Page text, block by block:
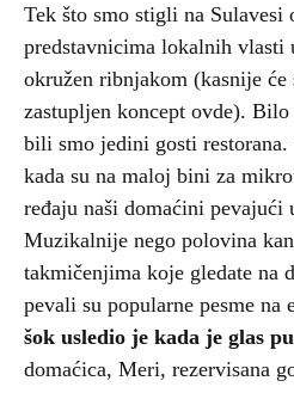
Tek što smo stigli na Sulavesi
predstavnicima lokalnih vlasti
okružen ribnjakom (kasnije će
zastupljen koncept ovde).
bili smo jedini gosti restorana.
kada su na maloj bini za
ređaju naši domaćini pevajući
Muzikalnije nego polovina
takmičenjima koje gledate na
pevali su popularne pesme na
šok usledio je kada je glas
domaćica, Meri, rezervisana